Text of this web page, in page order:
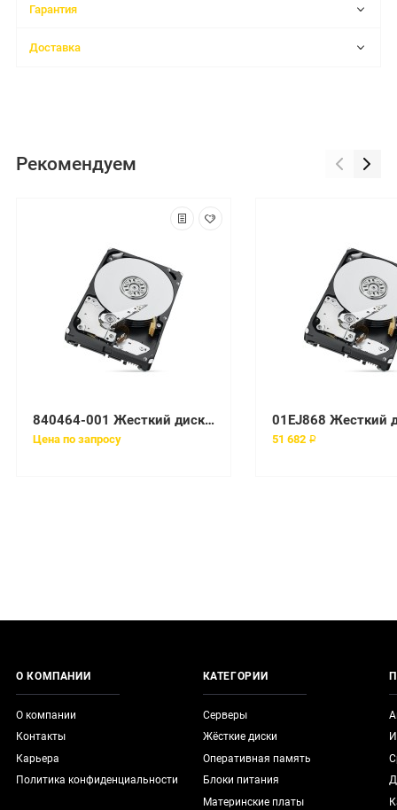
Гарантия
Доставка
Рекомендуем
840464-001 Жесткий диск HP SPS-DRV 1.2TB HDD 6G SAS 10K SFF XCSG
Цена по запросу 51 682 ₽
О КОМПАНИИ
О компании
Контакты
Карьера
Политика конфиденциальности
КАТЕГОРИИ
Серверы
Жёсткие диски
Оперативная память
Блоки питания
Материнские платы